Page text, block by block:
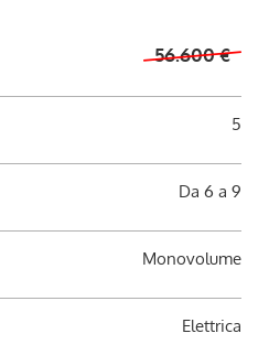
56.600 €
5
Da 6 a 9
Monovolume
Elettrica